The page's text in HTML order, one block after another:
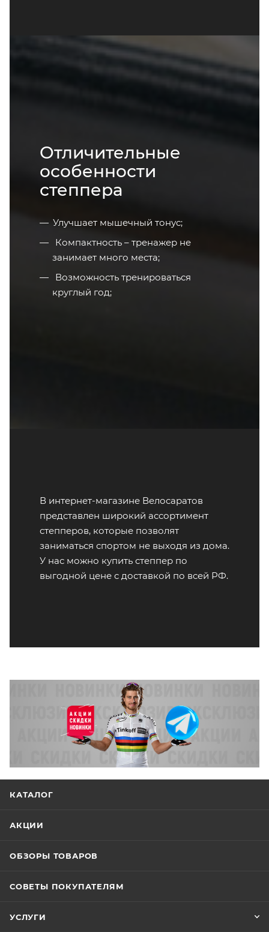
Отличительные
особенности
степпера
Улучшает мышечный тонус;
Компактность – тренажер не
занимает много места;
Возможность тренироваться
круглый год;
В интернет-магазине Велосаратов
представлен широкий ассортимент
степперов, которые позволят
заниматься спортом не выходя из дома.
У нас можно купить степпер по
выгодной цене с доставкой по всей РФ.
КАТАЛОГ
АКЦИИ
ОБЗОРЫ ТОВАРОВ
СОВЕТЫ ПОКУПАТЕЛЯМ
УСЛУГИ